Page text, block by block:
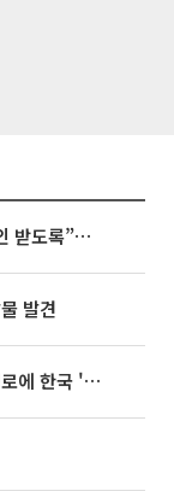
김정관 장관 “반도체 성과급, 주총 승인 받도록”…상법·자본시장법 개정 시사
발견
태풍 '돌핀' 이어 '찬홈' 등장…예상 경로에 한국 '한숨'